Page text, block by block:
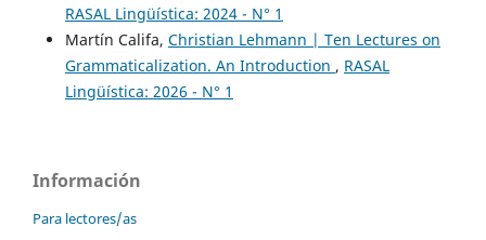
RASAL Lingüística: 2024 - N° 1
Martín Califa, Christian Lehmann | Ten Lectures on
Grammaticalization. An Introduction , RASAL
Lingüística: 2026 - N° 1
Información
Para lectores/as